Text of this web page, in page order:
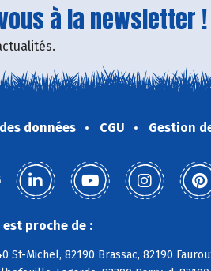
à la newsletter !
données CGU Gestion
proche de :
St-Michel, 82190 Brassac, 82190